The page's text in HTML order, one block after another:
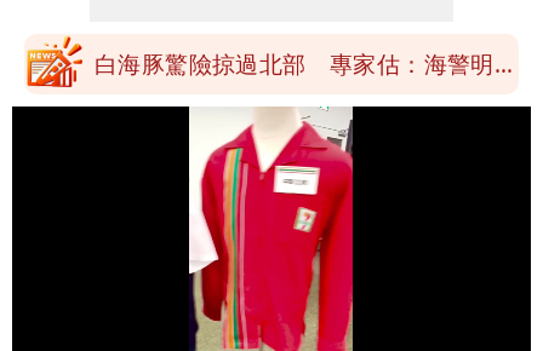
砸重金再買一整桌卡盒
白海豚驚險掠過北部 專家估：海警明發
布 陸警可能相對低
「楊承勳」名字終於公開！被害人父淚喊
「終於能交代」 捐500萬獎學金延續愛
白海豚颱風逼近！鄭明典示警「恐遇黑潮
變強」 路徑分歧藏警訊：不利強度維持